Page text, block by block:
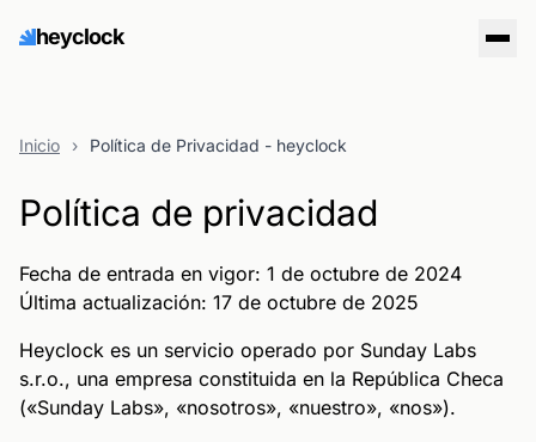
heyclock
Inicio › Política de Privacidad - heyclock
Política de privacidad
Fecha de entrada en vigor: 1 de octubre de 2024
Última actualización: 17 de octubre de 2025
Heyclock es un servicio operado por Sunday Labs
s.r.o., una empresa constituida en la República Checa
(«Sunday Labs», «nosotros», «nuestro», «nos»).